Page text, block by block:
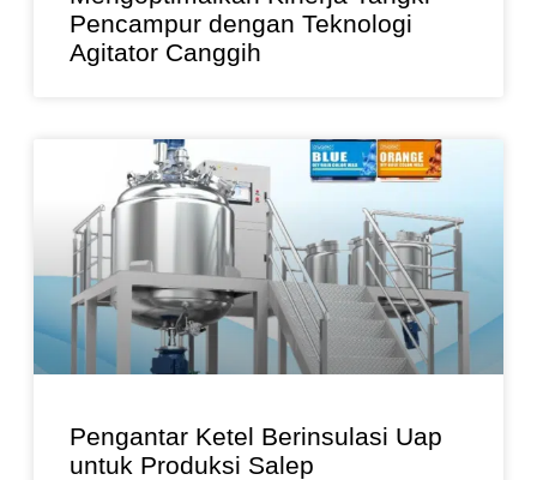
Pencampur dengan Teknologi
Agitator Canggih
Pengantar Ketel Berinsulasi Uap
untuk Produksi Salep